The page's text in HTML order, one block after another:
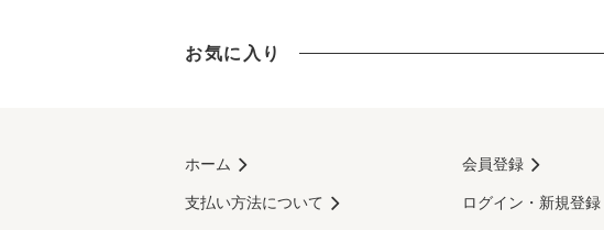
お気に入り
ホーム
支払い方法について
会員登録
ログイン・新規登録